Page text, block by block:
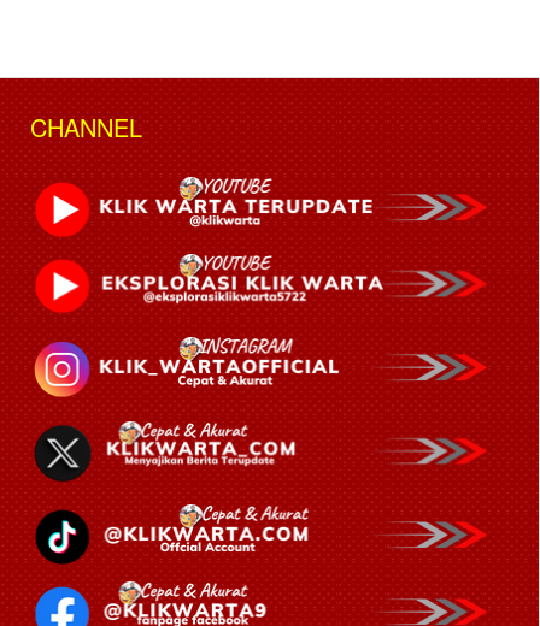
CHANNEL